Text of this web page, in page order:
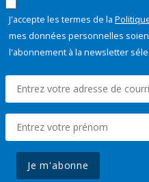
J'accepte les termes de la
mes données personnelles
l'abonnement à la newsletter
Je m'abonne